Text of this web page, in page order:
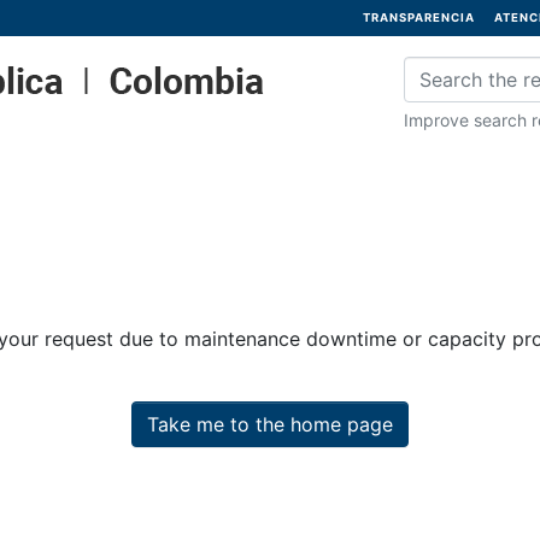
TRANSPARENCIA
Improve search
request due to maintenance downtime or capacity
Take me to the home page